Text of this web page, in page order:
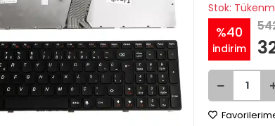
Stok:
%40
indirim